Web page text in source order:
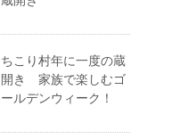
ちこり村年に一度の蔵
開き 家族で楽しむゴ
ールデンウィーク！